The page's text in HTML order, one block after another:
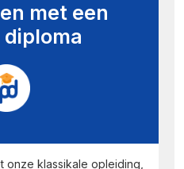
met een
onze klassikale opleiding,